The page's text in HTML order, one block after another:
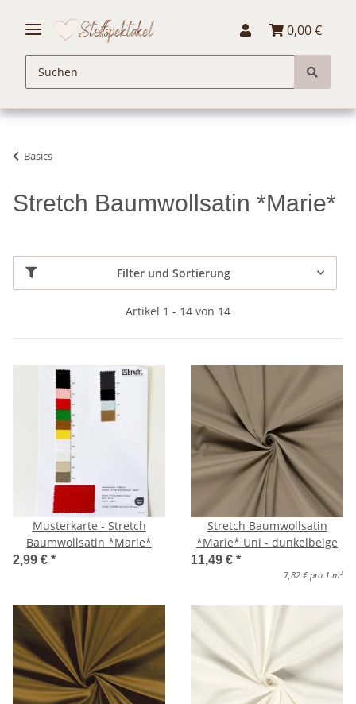
0,00 €
Basics
Stretch Baumwollsatin *Marie*
Filter und Sortierung
Artikel 1 - 14 von 14
Musterkarte - Stretch
Baumwollsatin *Marie*
2,99 € *
Stretch Baumwollsatin
*Marie* Uni - dunkelbeige
11,49 € *
7,82 € pro 1 m 2